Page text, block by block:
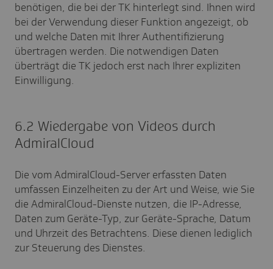
benötigen, die bei der TK hinterlegt sind. Ihnen wird
bei der Verwendung dieser Funktion angezeigt, ob
und welche Daten mit Ihrer Authentifizierung
übertragen werden. Die notwendigen Daten
überträgt die TK jedoch erst nach Ihrer expliziten
Einwilligung.
6.2 Wiedergabe von Videos durch
AdmiralCloud
Die vom AdmiralCloud-Server erfassten Daten
umfassen Einzelheiten zu der Art und Weise, wie Sie
die AdmiralCloud-Dienste nutzen, die IP-Adresse,
Daten zum Geräte-Typ, zur Geräte-Sprache, Datum
und Uhrzeit des Betrachtens. Diese dienen lediglich
zur Steuerung des Dienstes.